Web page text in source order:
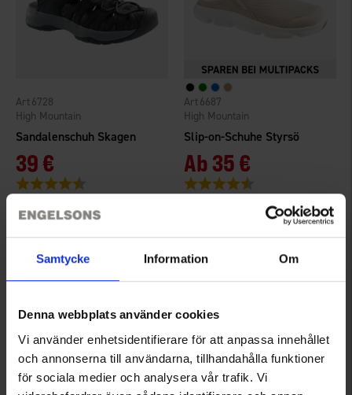
Samtycke Information Om
Denna webbplats använder cookies
Vi använder enhetsidentifierare för att anpassa innehållet
och annonserna till användarna, tillhandahålla funktioner
för sociala medier och analysera vår trafik. Vi
Sandalenschuh Skagen
High Mountain
6728
39 €
Bewertung:
Slip-on-Schuhe Styrsö
High Mountain
6687
Ab35 €
Bewertung: